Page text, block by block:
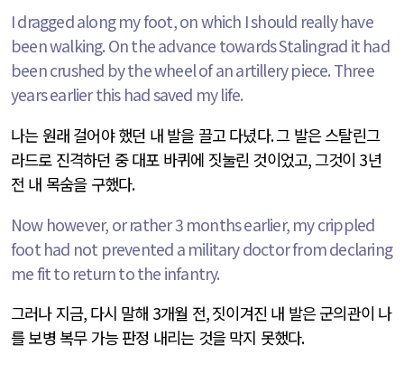
I dragged along my foot, on which I should really have
been walking. On the advance towards Stalingrad it had
been crushed by the wheel of an artillery piece. Three
years earlier this had saved my life.
나는 원래 걸어야 했던 내 발을 끌고 다녔다.그 발은 스탈린그
라드로 진격하던 중 대포 바퀴에 짓눌린 것이었고,그것이 3년
전 내 목숨을 구했다.
Now however, or rather 3 months earlier, my crippled
foot had not prevented a military doctor from declaring
me fit to return to the infantry.
그러나 지금, 다시 말해 3개월 전,짓이겨진 내 발은 군의관이 나
를 보병 복무 가능 판정 내리는 것을 막지 못했다.